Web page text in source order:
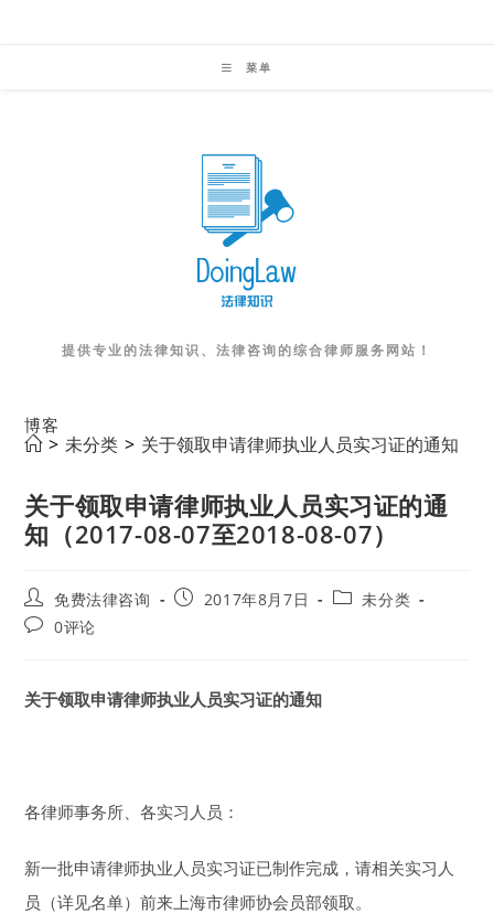
菜单
提供专业的法律知识、法律咨询的综合律师服务网站！
博客
> 未分类 > 关于领取申请律师执业人员实习证的通知（
关于领取申请律师执业人员实习证的通
知（2017-08-07至2018-08-07）
Post
author:
免费法律咨询
Post2017年8月7日
Post未分类
Post0评论
关于领取申请律师执业人员实习证的通知
各律师事务所、各实习人员：
新一批申请律师执业人员实习证已制作完成，请相关实习人
员（详见名单）前来上海市律师协会员部领取。